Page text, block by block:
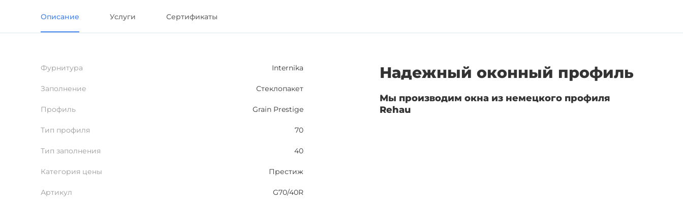
Описание Услуги Сертификаты
Фурнитура Internika
Заполнение Стеклопакет
Профиль Grain Prestige
Тип профиля 70
Тип заполнения 40
Категория цены Престиж
Артикул G70/40R
Надежный оконный профиль
Мы производим окна из немецкого профиля
Rehau